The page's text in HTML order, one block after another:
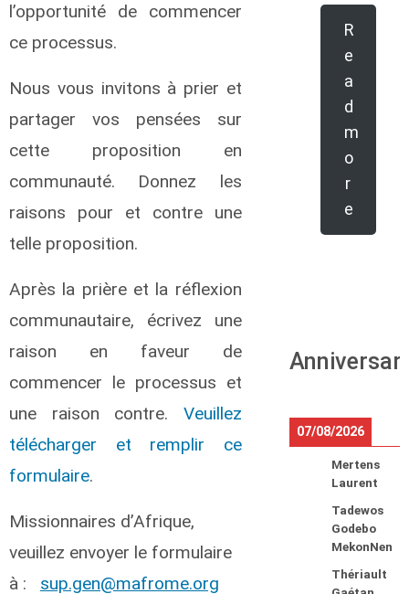
l’opportunité de commencer
ce processus.
Nous vous invitons à prier et
partager vos pensées sur
cette proposition en
communauté. Donnez les
raisons pour et contre une
telle proposition.
Après la prière et la réflexion
communautaire, écrivez une
raison en faveur de
commencer le processus et
une raison contre. Veuillez
télécharger et remplir ce
formulaire.
Missionnaires d’Afrique,
veuillez envoyer le formulaire
à : sup.gen@mafrome.org
R
e
a
d
m
o
r
e
07/08/2026
Mertens
Laurent
Tadewos
Godebo
MekonNen
Thériault